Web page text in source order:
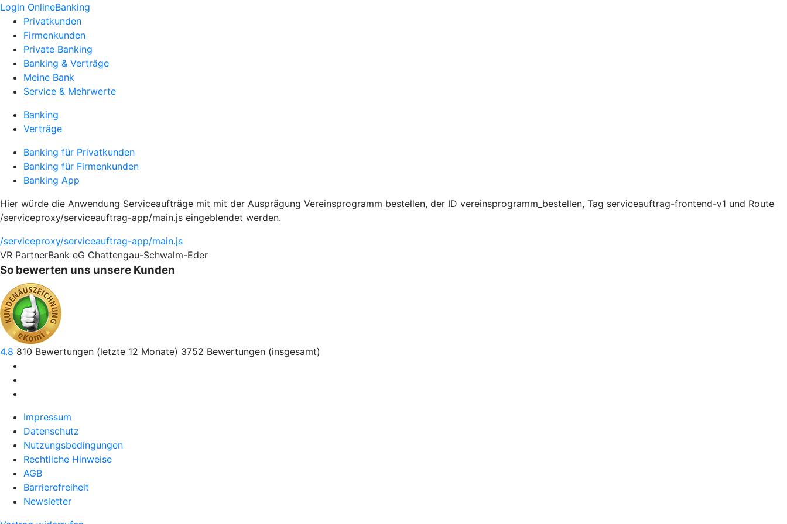
Login OnlineBanking
Privatkunden
Firmenkunden
Private Banking
Banking & Verträge
Meine Bank
Service & Mehrwerte
Banking
Verträge
Banking für Privatkunden
Banking für Firmenkunden
Banking App
Hier würde die Anwendung Serviceaufträge mit mit der Ausprägung Vereinsprogramm bestellen, der ID vereinsprogramm_bestellen, Tag serviceauftrag-frontend-v1 und Route
/serviceproxy/serviceauftrag-app/main.js eingeblendet werden.
/serviceproxy/serviceauftrag-app/main.js
VR PartnerBank eG Chattengau-Schwalm-Eder
So bewerten uns unsere Kunden
4.8 810 Bewertungen (letzte 12 Monate) 3752 Bewertungen (insgesamt)
Impressum
Datenschutz
Nutzungsbedingungen
Rechtliche Hinweise
AGB
Barrierefreiheit
Newsletter